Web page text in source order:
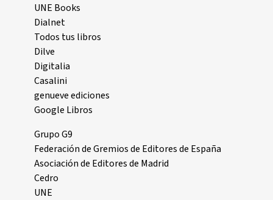
UNE Books
Dialnet
Todos tus libros
Dilve
Digitalia
Casalini
genueve ediciones
Google Libros
Grupo G9
Federación de Gremios de Editores de España
Asociación de Editores de Madrid
Cedro
UNE